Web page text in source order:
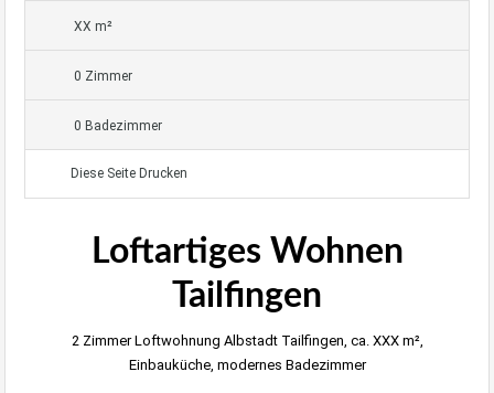
XX m²
0 Zimmer
0 Badezimmer
Diese Seite Drucken
Loftartiges Wohnen
Tailfingen
2 Zimmer Loftwohnung Albstadt Tailfingen, ca. XXX m²,
Einbauküche, modernes Badezimmer